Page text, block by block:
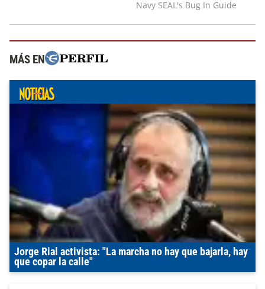
MÁS EN
Jorge Rial activista: "La marcha no hay que bajarla, hay
que copar la calle"